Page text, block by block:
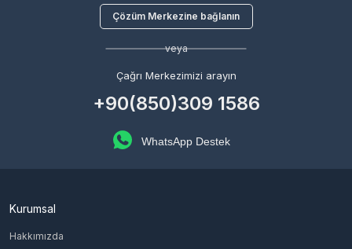
Çözüm Merkezine bağlanın
veya
Çağrı Merkezimizi arayın
+90(850)309 1586
WhatsApp Destek
Kurumsal
Hakkımızda